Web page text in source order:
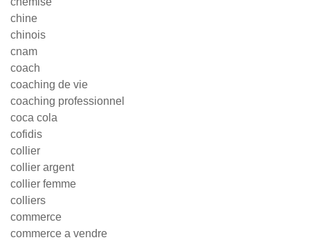
chine
chinois
cnam
coach
coaching de vie
coaching professionnel
coca cola
cofidis
collier
collier argent
collier femme
colliers
commerce
commerce a vendre